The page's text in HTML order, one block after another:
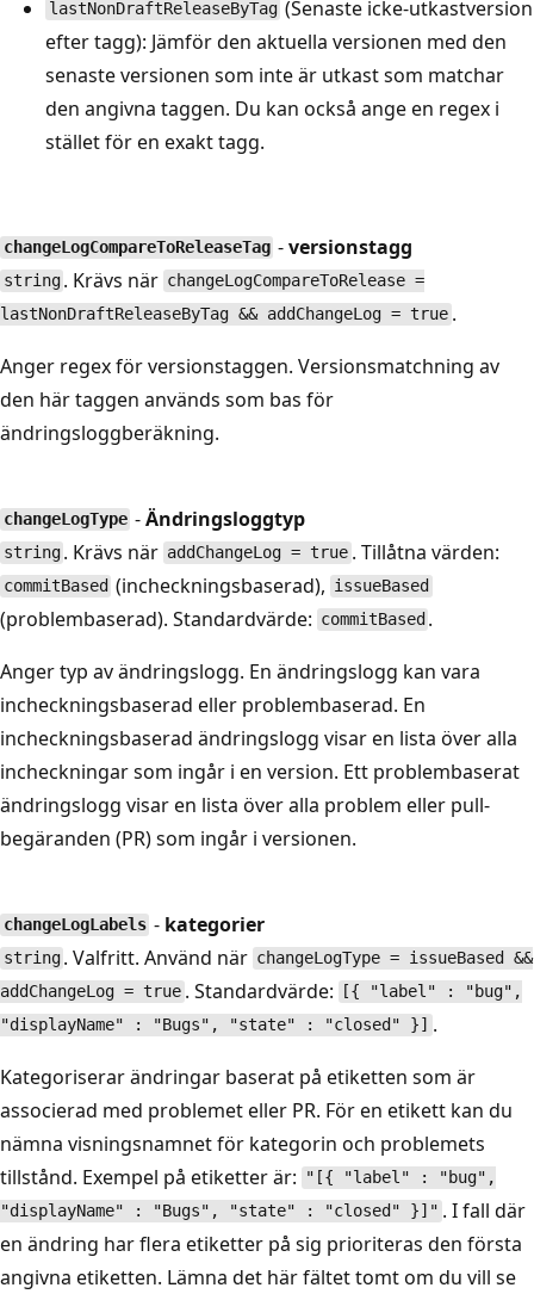
lastNonDraftReleaseByTag (Senaste icke-utkastversion
efter tagg): Jämför den aktuella versionen med den
senaste versionen som inte är utkast som matchar
den angivna taggen. Du kan också ange en regex i
stället för en exakt tagg.
changeLogCompareToReleaseTag -versionstagg
string . Krävs när changeLogCompareToRelease =
lastNonDraftReleaseByTag && addChangeLog = true .
Anger regex för versionstaggen. Versionsmatchning av
den här taggen används som bas för
ändringsloggberäkning.
changeLogType -Ändringsloggtyp
string . Krävs när addChangeLog = true . Tillåtna värden:
commitBased (incheckningsbaserad), issueBased
(problembaserad). Standardvärde: commitBased .
Anger typ av ändringslogg. En ändringslogg kan vara
incheckningsbaserad eller problembaserad. En
incheckningsbaserad ändringslogg visar en lista över alla
incheckningar som ingår i en version. Ett problembaserat
ändringslogg visar en lista över alla problem eller pull-
begäranden (PR) som ingår i versionen.
changeLogLabels - kategorier
string . Valfritt. Använd när changeLogType = issueBased &&
addChangeLog = true . Standardvärde:
[{ "label" : "bug",
"displayName" : "Bugs", "state" : "closed" }] .
Kategoriserar ändringar baserat på etiketten som är
associerad med problemet eller PR. För en etikett kan du
nämna visningsnamnet för kategorin och problemets
tillstånd. Exempel på etiketter är:
"[{ "label" : "bug",
"displayName" : "Bugs", "state" : "closed" }]" . I fall där
en ändring har flera etiketter på sig prioriteras den första
angivna etiketten. Lämna det här fältet tomt om du vill se